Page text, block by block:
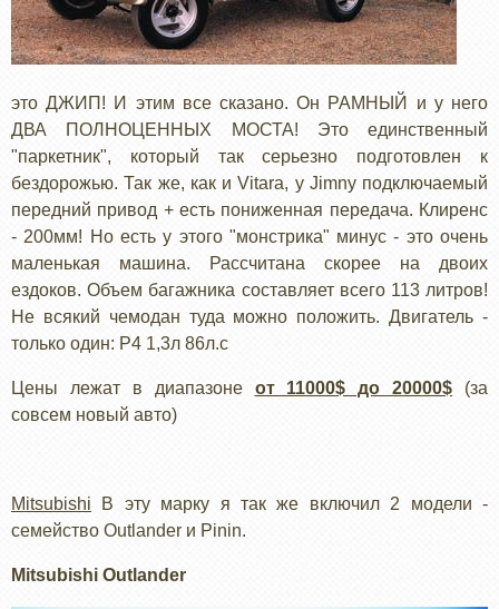
это ДЖИП! И этим все сказано. Он РАМНЫЙ и у него
ДВА ПОЛНОЦЕННЫХ МОСТА! Это единственный
"паркетник", который так серьезно подготовлен к
бездорожью. Так же, как и Vitara, у Jimny подключаемый
передний привод + есть пониженная передача. Клиренс
- 200мм! Но есть у этого "монстрика" минус - это очень
маленькая машина. Рассчитана скорее на двоих
ездоков. Объем багажника составляет всего 113 литров!
Не всякий чемодан туда можно положить. Двигатель -
только один: Р4 1,3л 86л.с
Цены лежат в диапазоне от 11000$ до 20000$ (за
совсем новый авто)
Mitsubishi В эту марку я так же включил 2 модели -
семейство Outlander и Pinin.
Mitsubishi Outlander